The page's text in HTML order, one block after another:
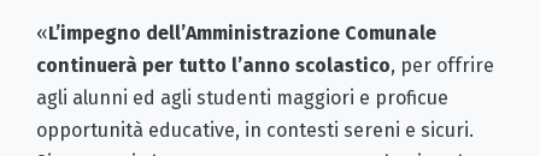
«L’impegno dell’Amministrazione Comunale
continuerà per tutto l’anno scolastico, per offrire
agli alunni ed agli studenti maggiori e proficue
opportunità educative, in contesti sereni e sicuri.